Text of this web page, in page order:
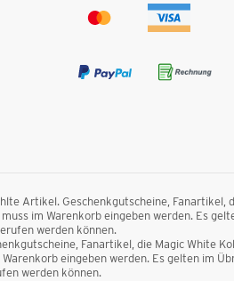
Artikel. Geschenkgutscheine,
im Warenkorb eingeben werden. Es
werden können.
Fanartikel, die Magic White
eingeben werden. Es gelten im
werden können.